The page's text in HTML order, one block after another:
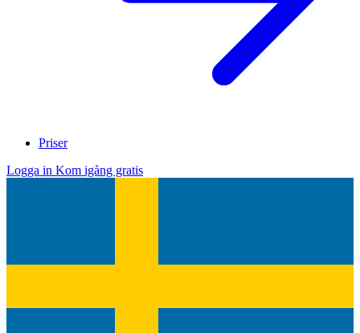
Priser
Logga in Kom igång gratis